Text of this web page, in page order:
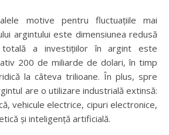
motive pentru fluctuațiile mai
argintului este dimensiunea redusă
totală a investițiilor în argint este
200 de miliarde de dolari, în timp
la câteva trilioane. În plus, spre
are o utilizare industrială extinsă:
vehicule electrice, cipuri electronice,
și inteligență artificială.